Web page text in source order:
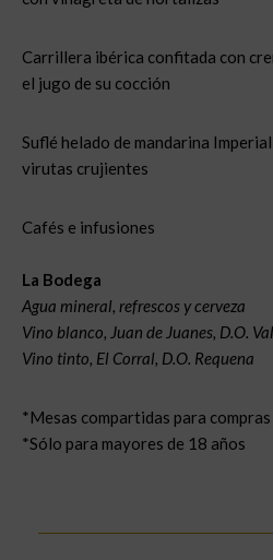
Carrillera ibérica confitada con
el jugo de su cocción
Suflé helado de mandarina
virutas crujientes
Cafés e infusiones
La Bodega
Agua mineral, refrescos y cerveza
Vino blanco, Juan de Juanes, D.O.
Vino tinto, El Corral, D.O. Requena
*Mesas compartidas para
*Sólo para mayores de 18 años